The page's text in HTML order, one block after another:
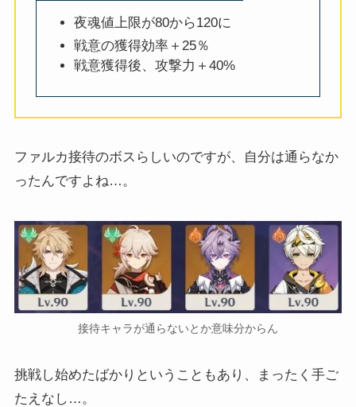
夜魂値上限が80から120に
戦意の獲得効率＋25％
戦意獲得後、攻撃力＋40%
ファルカ接待のボスらしいのですが、自分は通らなか
ったんですよね…。
接待キャラが通らないとか意味分からん
挑戦し始めたばかりということもあり、まったく手ご
たえなし…。